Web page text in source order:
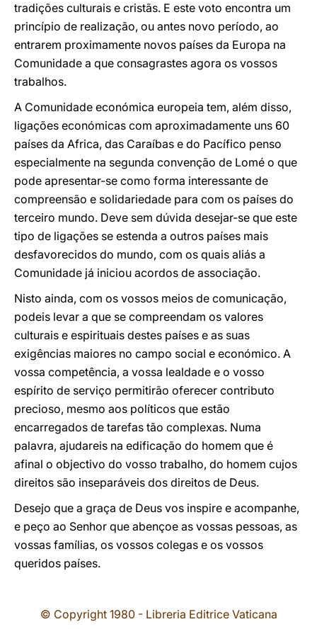
tradições culturais e cristãs. E este voto encontra um
princípio de realização, ou antes novo período, ao
entrarem proximamente novos países da Europa na
Comunidade a que consagrastes agora os vossos
trabalhos.
A Comunidade económica europeia tem, além disso,
ligações económicas com aproximadamente uns 60
países da Africa, das Caraíbas e do Pacífico penso
especialmente na segunda convenção de Lomé o que
pode apresentar-se como forma interessante de
compreensão e solidariedade para com os países do
terceiro mundo. Deve sem dúvida desejar-se que este
tipo de ligações se estenda a outros países mais
desfavorecidos do mundo, com os quais aliás a
Comunidade já iniciou acordos de associação.
Nisto ainda, com os vossos meios de comunicação,
podeis levar a que se compreendam os valores
culturais e espirituais destes países e as suas
exigências maiores no campo social e económico. A
vossa competência, a vossa lealdade e o vosso
espírito de serviço permitirão oferecer contributo
precioso, mesmo aos políticos que estão
encarregados de tarefas tão complexas. Numa
palavra, ajudareis na edificação do homem que é
afinal o objectivo do vosso trabalho, do homem cujos
direitos são inseparáveis dos direitos de Deus.
Desejo que a graça de Deus vos inspire e acompanhe,
e peço ao Senhor que abençoe as vossas pessoas, as
vossas famílias, os vossos colegas e os vossos
queridos países.
© Copyright 1980 - Libreria Editrice Vaticana